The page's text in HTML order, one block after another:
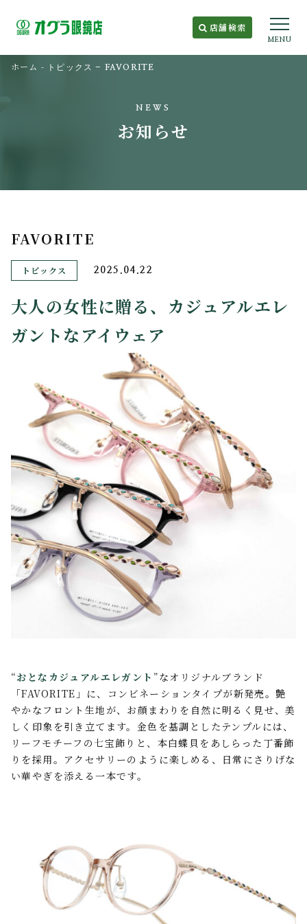
MENU
店舗検索
NEWS
お知らせ
ホーム - トピックス - FAVORITE
FAVORITE
トピックス 2025.04.22
大人の女性に贈る、カジュアルエレ
ガントなアイウェア
“おとなカジュアルエレガント ”なオリジナルブランド
「FAVORITE 」に、コンビネーションタイプが新発売。艶
やかなフロント生地が、お顔まわりを自然に明るく見せ、美
しく印象を引き立てます。金色を基調としたテンプルには、
リーフモチーフの七宝飾りと、本白蝶貝をあしらった丁番飾
りを採用。アクセサリーのように楽しめる、日常にさりげな
い華やぎを添える一本です。